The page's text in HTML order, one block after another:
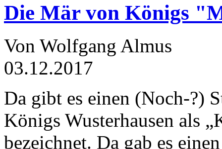
Die Mär von Königs
Von Wolfgang Almus
03.12.2017
Da gibt es einen (Noch-?)
Königs Wusterhausen als
bezeichnet. Da gab es